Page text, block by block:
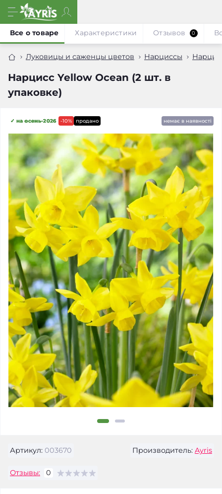
Луковицы и саженцы цветов Нарциссы
Нарцисс Yellow Ocean (2 шт. в
упаковке)
Все о товаре Характеристики Отзывов 0
-10%
✓ на осень-2026 продано немає в наявності
Артикул: 003670 Производитель: Ayris
Отзывы: 0